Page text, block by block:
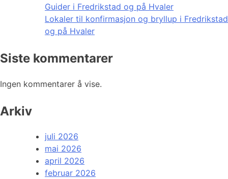
Guider i Fredrikstad og på Hvaler
Lokaler til konfirmasjon og bryllup i Fredrikstad
og på Hvaler
Siste kommentarer
Ingen kommentarer å vise.
Arkiv
juli 2026
mai 2026
april 2026
februar 2026